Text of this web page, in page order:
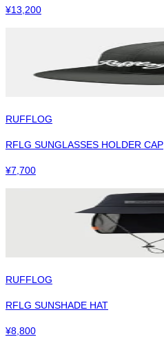
¥13,200
RUFFLOG
RFLG SUNGLASSES HOLDER CAP
¥7,700
RUFFLOG
RFLG SUNSHADE HAT
¥8,800